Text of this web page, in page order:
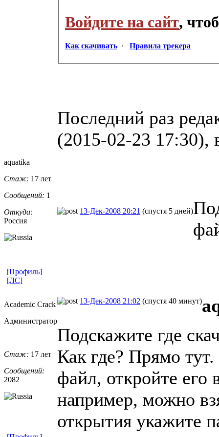
Войдите на сайт,
Как скачивать · Правила трекера
Последний раз
(2015-02-23 17:30),
aquatika
Стаж: 17 лет
Сообщений: 1
Откуда:
Россия
13-Дек-2008 20:21 (спустя 5 дней)
[Профиль]
[ЛС]
Academic Crack
Администратор
Стаж: 17 лет
Сообщений:
2082
13-Дек-2008 21:02 (спустя 40 минут)
Подскажите где
Как где? Прямо
файл, откройте его
например, можно
открытия укажите